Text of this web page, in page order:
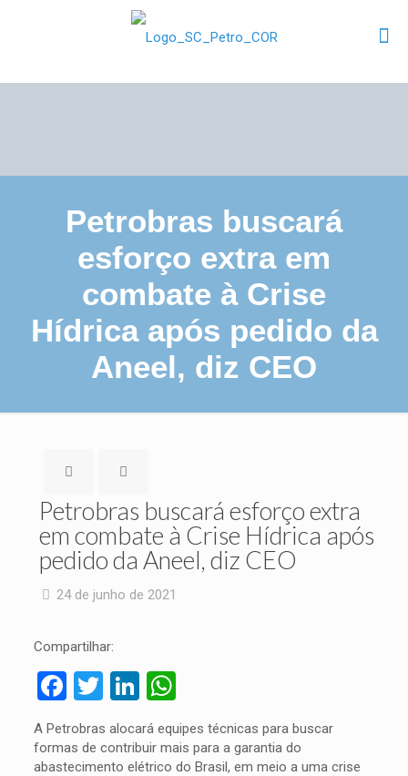
Petrobras buscará
esforço extra em
combate à Crise
Hídrica após pedido da
Aneel, diz CEO
Petrobras buscará esforço extra
em combate à Crise Hídrica após
pedido da Aneel, diz CEO
24 de junho de 2021
Compartilhar:
Facebook
TwitterLinkedIn
WhatsApp
A Petrobras alocará equipes técnicas para buscar
formas de contribuir mais para a garantia do
abastecimento elétrico do Brasil, em meio a uma crise